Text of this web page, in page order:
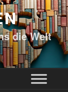
die Welt